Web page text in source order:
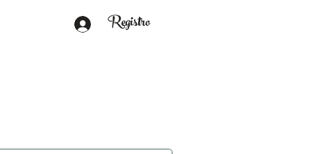
Registro